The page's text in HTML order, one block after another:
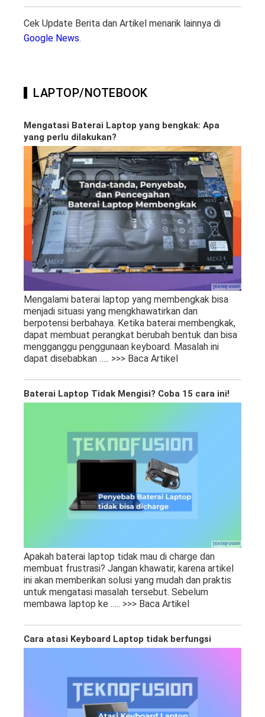
Cek Update Berita dan Artikel menarik lainnya di
Google News.
LAPTOP/NOTEBOOK
Mengatasi Baterai Laptop yang bengkak: Apa
yang perlu dilakukan?
Mengalami baterai laptop yang membengkak bisa
menjadi situasi yang mengkhawatirkan dan
berpotensi berbahaya. Ketika baterai membengkak,
dapat membuat perangkat berubah bentuk dan bisa
mengganggu penggunaan keyboard. Masalah ini
dapat disebabkan ….. >>> Baca Artikel
Baterai Laptop Tidak Mengisi? Coba 15 cara ini!
Apakah baterai laptop tidak mau di charge dan
membuat frustrasi? Jangan khawatir, karena artikel
ini akan memberikan solusi yang mudah dan praktis
untuk mengatasi masalah tersebut. Sebelum
membawa laptop ke ….. >>> Baca Artikel
Cara atasi Keyboard Laptop tidak berfungsi